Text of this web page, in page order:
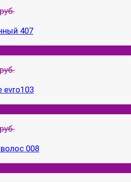
407
evro103
008